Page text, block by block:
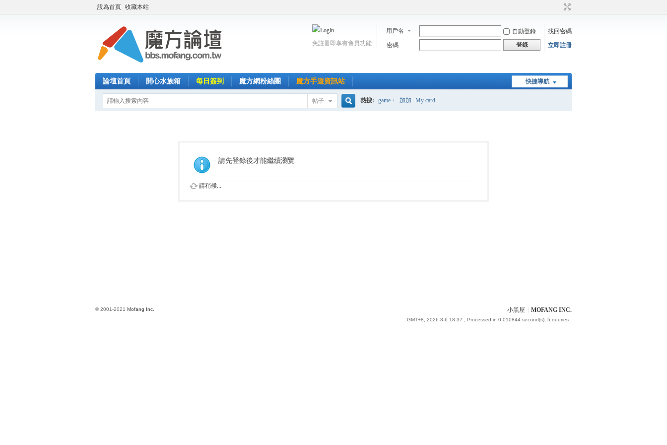
設為首頁 收藏本站
用戶名 自動登錄
找回密碼
密碼
登錄 立即註冊
免註冊即享有會員功能
快捷導航
論壇首頁 開心水族箱 每日簽到 魔方網粉絲團 魔方手遊資訊站
帖子 熱搜: game + 加加 My card
請先登錄後才能繼續瀏覽
請稍候...
小黑屋 MOFANG INC.
GMT+8, 2026-8-6 18:37 , Processed in 0.010844 second(s), 5 queries .
© 2001-2021 Mofang Inc.